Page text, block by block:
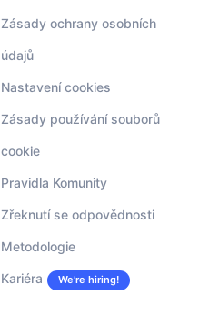
Zásady ochrany osobních
údajů
Nastavení cookies
Zásady používání souborů
cookie
Pravidla Komunity
Zřeknutí se odpovědnosti
Metodologie
Kariéra We’re hiring!